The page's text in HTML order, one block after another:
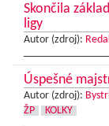
Skončila
ligy
Autor (zdroj):
Úspešné
Autor (zdroj):
ŽP
KOLKY